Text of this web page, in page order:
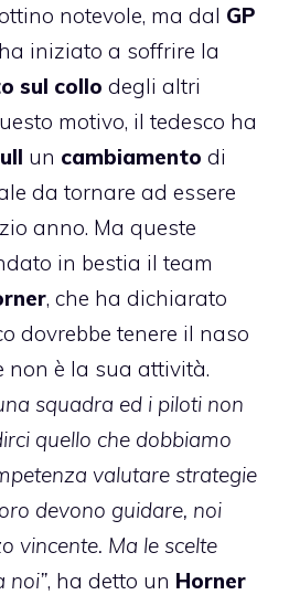
notevole, ma dal GP
iniziato a soffrire la
sul collo degli altri
motivo, il tedesco ha
un cambiamento di
da tornare ad essere
anno. Ma queste
in bestia il team
, che ha dichiarato
dovrebbe tenere il naso
non è la sua attività.
squadra ed i piloti non
quello che dobbiamo
valutare strategie
devono guidare, noi
vincente. Ma le scelte
noi”, ha detto un Horner